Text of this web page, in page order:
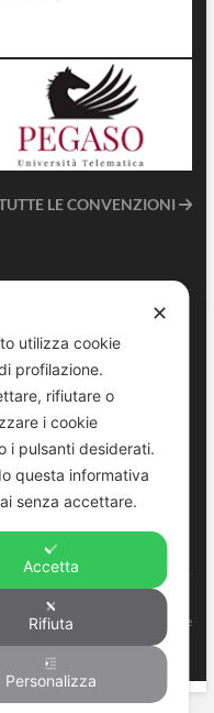
LE CONVENZIONI
6° Convegno Regionale
di Spoltore salva un
– Regione Sicilia
Privacy e
✕
utilizza cookie
profilazione.
rifiutare o
i cookie
i pulsanti desiderati.
questa informativa
senza accettare.
Accetta
Rifiuta
Personalizza